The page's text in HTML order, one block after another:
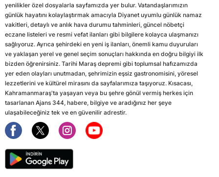
yenilikler özel dosyalarla sayfamızda yer bulur. Vatandaşlarımızın
günlük hayatını kolaylaştırmak amacıyla Diyanet uyumlu günlük namaz
vakitleri, detaylı ve anlık hava durumu tahminleri, güncel nöbetçi
eczane listeleri ve resmi vefat ilanları gibi bilgilere kolayca ulaşmanızı
sağlıyoruz. Ayrıca şehirdeki en yeni iş ilanları, önemli kamu duyuruları
ve yaklaşan yerel ve genel seçim sonuçları hakkında en doğru bilgiyi ilk
bizden öğrenirsiniz. Tarihi Maraş depremi gibi toplumsal hafızamızda
yer eden olayları unutmadan, şehrimizin eşsiz gastronomisini, yöresel
lezzetlerini ve kültürel mirasını da sayfalarımıza taşıyoruz. Kısacası,
Kahramanmaraş'ta yaşayan veya bu şehre gönül vermiş herkes için
tasarlanan Ajans 344, habere, bilgiye ve aradığınız her şeye
ulaşabileceğiniz tek ve en güvenilir adrestir.